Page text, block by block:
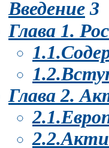
Введение 3
Глава 1.
Глава 2.